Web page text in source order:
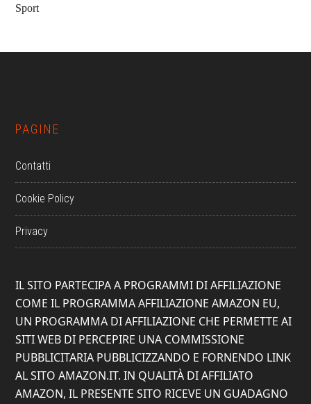
Sport
PAGINE
Contatti
Cookie Policy
Privacy
IL SITO PARTECIPA A PROGRAMMI DI AFFILIAZIONE
COME IL PROGRAMMA AFFILIAZIONE AMAZON EU,
UN PROGRAMMA DI AFFILIAZIONE CHE PERMETTE AI
SITI WEB DI PERCEPIRE UNA COMMISSIONE
PUBBLICITARIA PUBBLICIZZANDO E FORNENDO LINK
AL SITO AMAZON.IT. IN QUALITÀ DI AFFILIATO
AMAZON, IL PRESENTE SITO RICEVE UN GUADAGNO